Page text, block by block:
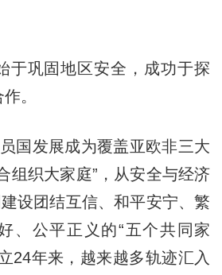
巩固地区安全，成功于探
。
发展成为覆盖亚欧非三大
组织大家庭”，从安全与经济
设团结互信、和平安宁、繁
、公平正义的“五个共同家
24年来，越来越多轨迹汇入